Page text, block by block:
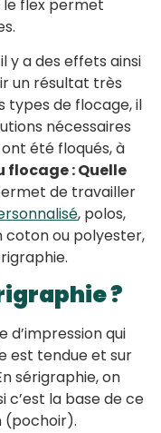
le flex permet
y a des effets ainsi
un résultat très
de flocage, il
nécessaires
été floqués, à
flocage : Quelle
de travailler
, polos,
coton ou polyester,
?
d’impression qui
est tendue et sur
sérigraphie, on
c’est la base de ce
(pochoir).